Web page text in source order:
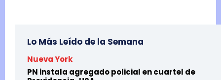
Lo Más Leído de la Semana
Nueva York
PN instala agregado policial en cuartel de